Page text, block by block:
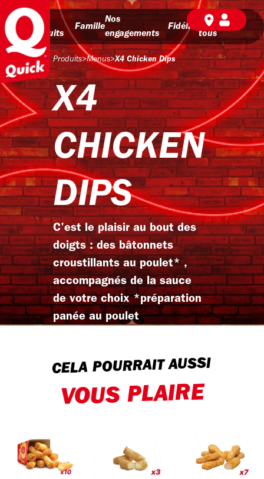
Nos
produits
Famille
Nos
engagements
Fidélité
BD pour
tous
Produits>Menus>X4 Chicken Dips
X4
CHICKEN
DIPS
C'est le plaisir au bout des
doigts : des bâtonnets
croustillants au poulet* ,
accompagnés de la sauce
de votre choix *préparation
panée au poulet
CELA POURRAIT AUSSI
VOUS PLAIRE